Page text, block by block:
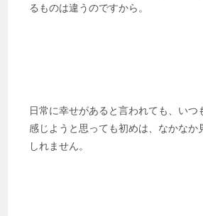
るものは違うのですから。
日常に幸せがあると言われても、いつ
感じようと思っても初めは、なかなか
しれません。